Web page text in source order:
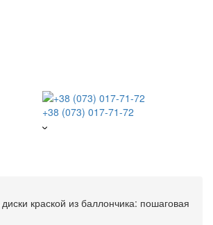
+38 (073) 017-71-72
диски краской из баллончика: пошаговая